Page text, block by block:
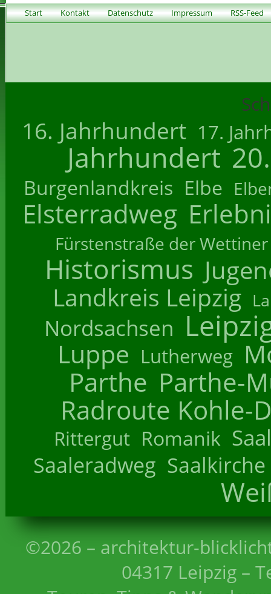
Start Kontakt Datenschutz Impressum RSS-Feed
16. Jahrhundert 17.
Jahrhundert
Burgenlandkreis Elbe
Elsterradweg
Fürstenstraße der Wettiner
Historismus
Landkreis Leipzig
Nordsachsen
Luppe Lutherweg
Parthe Parthe-
Radroute Kohle-
Rittergut Romanik
Saaleradweg Saalkirche
©2026 – architektur-
04317 Leipzig –